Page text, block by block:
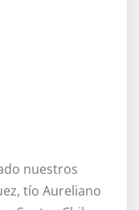
nuestros
tío Aureliano